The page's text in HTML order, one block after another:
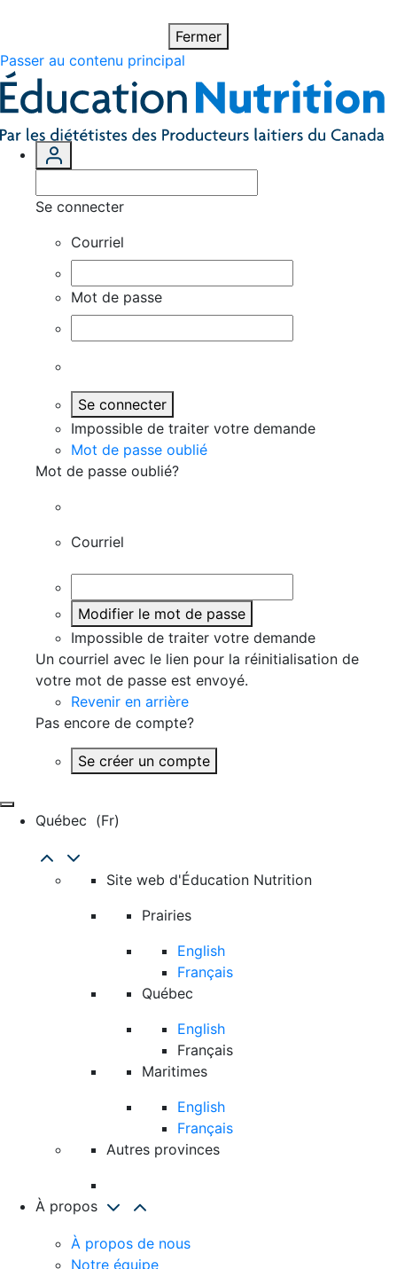
Fermer
Passer au contenu principal
Se connecter
Courriel
Mot de passe
Se connecter
Impossible de traiter votre demande
Mot de passe oublié
Mot de passe oublié?
Courriel
Modifier le mot de passe
Impossible de traiter votre demande
Un courriel avec le lien pour la réinitialisation de
votre mot de passe est envoyé.
Revenir en arrière
Pas encore de compte?
Se créer un compte
Québec (fr)
Site web d'Éducation Nutrition
Prairies
English
Français
Québec
English
Français
Maritimes
English
Français
Autres provinces
À propos
À propos de nous
Notre équipe